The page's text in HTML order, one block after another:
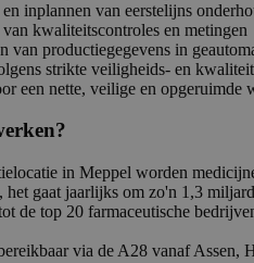
inplannen van eerstelijns
kwaliteitscontroles en metingen
van productiegegevens in
strikte veiligheids- en
een nette, veilige en opgeruimde
in Meppel worden
het gaat jaarlijks om zo'n 1,3
de top 20 farmaceutische
via de A28 vanaf Assen,